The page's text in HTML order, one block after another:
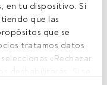
en tu dispositivo. Si
que las
que se
tratamos datos
«Rechazar
para los